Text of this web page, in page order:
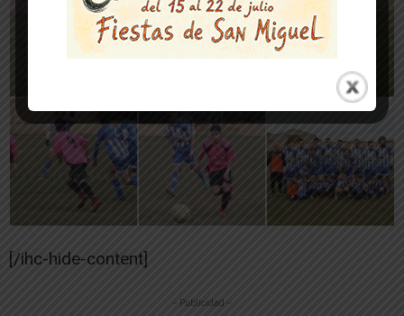
[/ihc-hide-content]
-- Publicidad --